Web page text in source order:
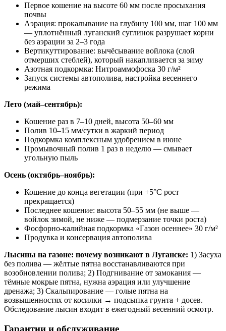
Первое кошение на высоте 60 мм после просыхания
почвы
Аэрация: прокалывание на глубину 100 мм, шаг 100 мм
— уплотнённый луганский суглинок разрушает корни
без аэрации за 2–3 года
Вертикуттирование: вычёсывание войлока (слой
отмерших стеблей), который накапливается за зиму
Азотная подкормка: Нитроаммофоска 30 г/м²
Запуск системы автополива, настройка весеннего
режима
Лето (май–сентябрь):
Кошение раз в 7–10 дней, высота 50–60 мм
Полив 10–15 мм/сутки в жаркий период
Подкормка комплексным удобрением в июне
Промывочный полив 1 раз в неделю — смывает
угольную пыль
Осень (октябрь–ноябрь):
Кошение до конца вегетации (при +5°C рост
прекращается)
Последнее кошение: высота 50–55 мм (не выше —
войлок зимой, не ниже — подмерзание точки роста)
Фосфорно-калийная подкормка «Газон осеннее» 30 г/м²
Продувка и консервация автополива
Лысины на газоне: почему возникают в Луганске: 1) Засуха
без полива — жёлтые пятна восстанавливаются при
возобновлении полива; 2) Подгнивание от замокания —
тёмные мокрые пятна, нужна аэрация или улучшение
дренажа; 3) Скальпирование — голые пятна на
возвышенностях от косилки → подсыпка грунта + досев.
Обследование лысин входит в ежегодный весенний осмотр.
Гарантии и обслуживание